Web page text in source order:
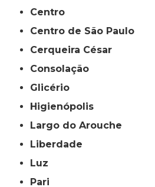
Centro
Centro de São Paulo
Cerqueira César
Consolação
Glicério
Higienópolis
Largo do Arouche
Liberdade
Luz
Pari